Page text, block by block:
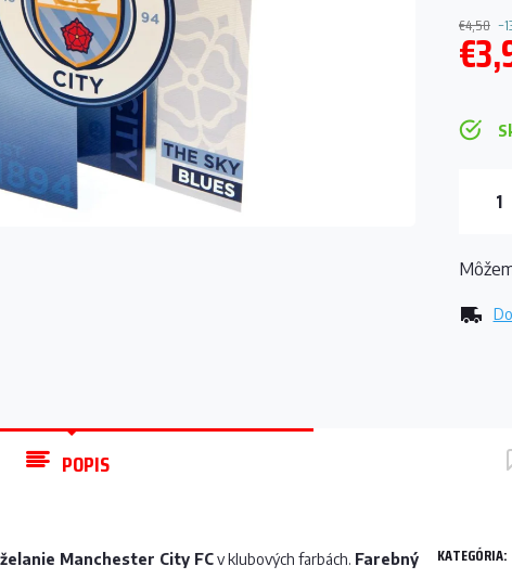
€4,50
POPIS
Manchester City FCv klubových farbách. Farebný
KATEGÓRIA: